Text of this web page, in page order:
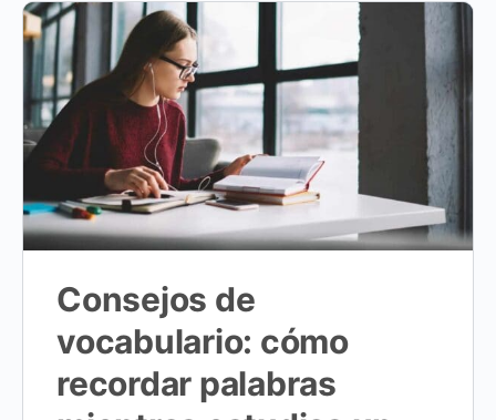
Consejos de
vocabulario: cómo
recordar palabras